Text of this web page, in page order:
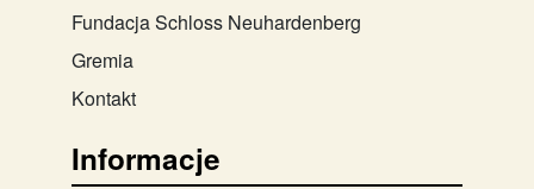
Fundacja Schloss Neuhardenberg
Gremia
Kontakt
Informacje